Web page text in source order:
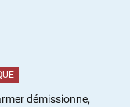
démissionne,